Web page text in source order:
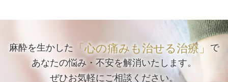
麻酔を生かした 「心の痛みも治せる治療」
で
あなたの悩み・不安を解消いたします。
ぜひお気軽にご相談ください。